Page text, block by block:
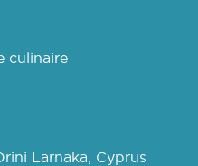
culinaire
Larnaka, Cyprus